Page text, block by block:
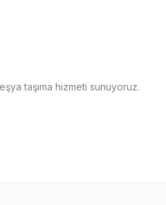
taşıma hizmeti sunuyoruz.